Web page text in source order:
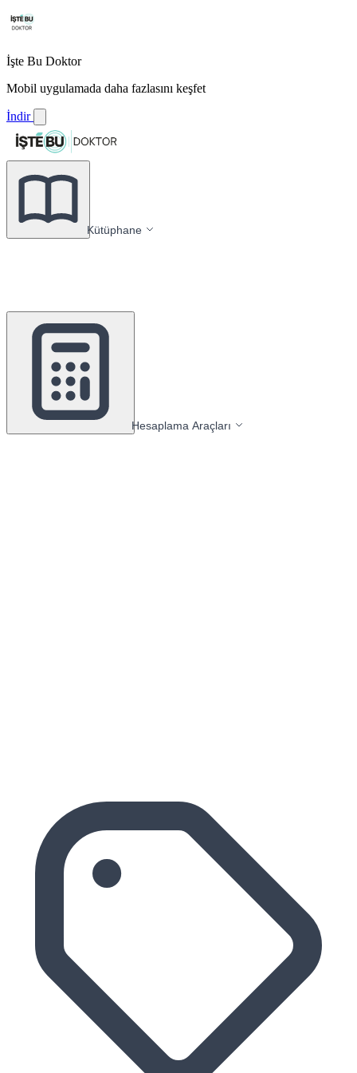
İşte Bu Doktor
Mobil uygulamada daha fazlasını keşfet
İndir
Kütüphane
Hesaplama Araçları